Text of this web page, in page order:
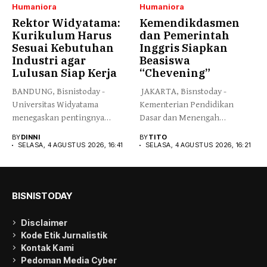
Humaniora
Rektor Widyatama:
Kurikulum Harus
Sesuai Kebutuhan
Industri agar
Lulusan Siap Kerja
BANDUNG, Bisnistoday -
Universitas Widyatama
menegaskan pentingnya
pendidikan tinggi yang
BYDINNI
SELASA, 4 AGUSTUS 2026, 16:41
Humaniora
Kemendikdasmen
dan Pemerintah
Inggris Siapkan
Beasiswa
“Chevening”
JAKARTA, Bisnstoday -
Kementerian Pendidikan
Dasar dan Menengah
Pemerintah Inggris...
BYTITO
SELASA, 4 AGUSTUS 2026, 16:21
BISNISTODAY
Disclaimer
Kode Etik Jurnalistik
Kontak Kami
Pedoman Media Cyber